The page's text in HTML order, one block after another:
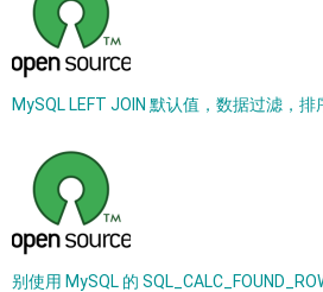
MySQL LEFT JOIN 默认值，数据过滤，排
别使用 MySQL 的